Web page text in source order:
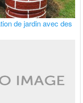
de jardin avec des